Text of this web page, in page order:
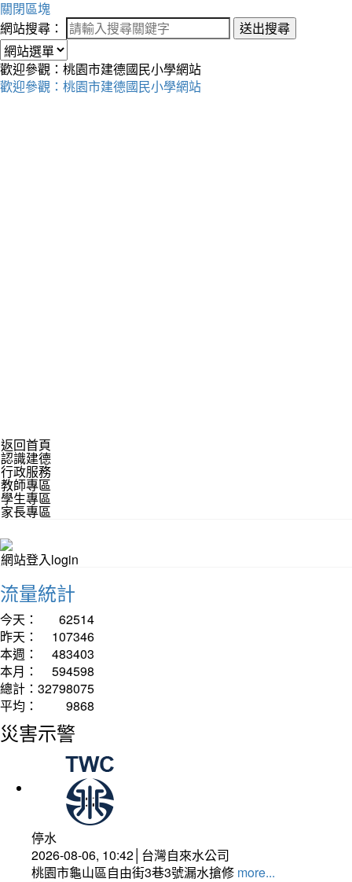
關閉區塊
網站搜尋：
送出搜尋
歡迎參觀：桃園市建德國民小學網站
歡迎參觀：桃園市建德國民小學網站
返回首頁
認識建德
行政服務
教師專區
學生專區
家長專區
網站登入login
流量統計
今天：
62514
昨天：
107346
本週：
483403
本月：
594598
總計： 32798075
平均：
9868
災害示警
停水
2026-08-06, 10:42│台灣自來水公司
桃園市龜山區自由街3巷3號漏水搶修 more...